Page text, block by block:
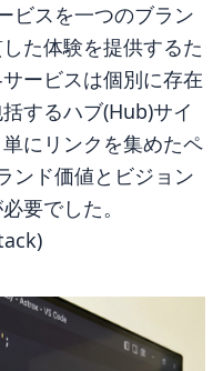
ビスを一つのブラン
た体験を提供するた
ービスは個別に存在
するハブ(Hub)サイ
にリンクを集めたペ
ンド価値とビジョン
要でした。